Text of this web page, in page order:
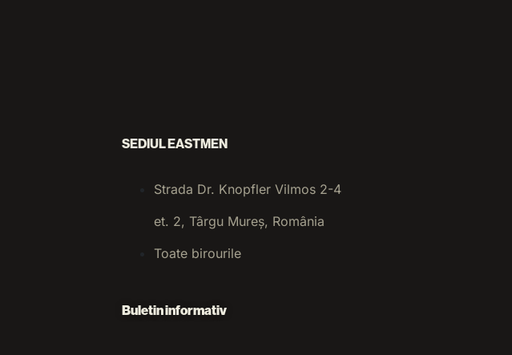
SEDIUL EASTMEN
Strada Dr. Knopfler Vilmos 2-4
et. 2, Târgu Mureș, România
Toate birourile
Buletin informativ